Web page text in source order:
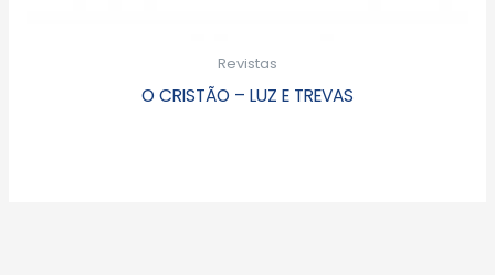
Revistas
O CRISTÃO – LUZ E TREVAS